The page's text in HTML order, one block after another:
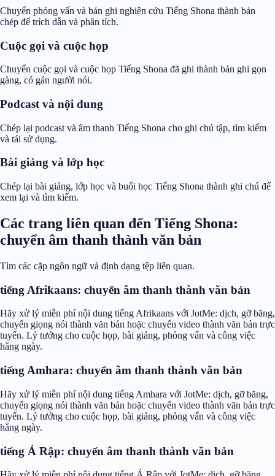
Chuyển phỏng vấn và bản ghi nghiên cứu Tiếng Shona thành bản
chép để trích dẫn và phân tích.
Cuộc gọi và cuộc họp
Chuyển cuộc gọi và cuộc họp Tiếng Shona đã ghi thành bản ghi gọn
gàng, có gán người nói.
Podcast và nội dung
Chép lại podcast và âm thanh Tiếng Shona cho ghi chú tập, tìm kiếm
và tái sử dụng.
Bài giảng và lớp học
Chép lại bài giảng, lớp học và buổi học Tiếng Shona thành ghi chú để
xem lại và tìm kiếm.
Các trang liên quan đến Tiếng Shona:
chuyển âm thanh thành văn bản
Tìm các cặp ngôn ngữ và định dạng tệp liên quan.
tiếng Afrikaans: chuyển âm thanh thành văn bản
Hãy xử lý miễn phí nội dung tiếng Afrikaans với JotMe: dịch, gỡ băng,
chuyển giọng nói thành văn bản hoặc chuyển video thành văn bản trực
tuyến. Lý tưởng cho cuộc họp, bài giảng, phỏng vấn và công việc
hằng ngày.
tiếng Amhara: chuyển âm thanh thành văn bản
Hãy xử lý miễn phí nội dung tiếng Amhara với JotMe: dịch, gỡ băng,
chuyển giọng nói thành văn bản hoặc chuyển video thành văn bản trực
tuyến. Lý tưởng cho cuộc họp, bài giảng, phỏng vấn và công việc
hằng ngày.
tiếng Ả Rập: chuyển âm thanh thành văn bản